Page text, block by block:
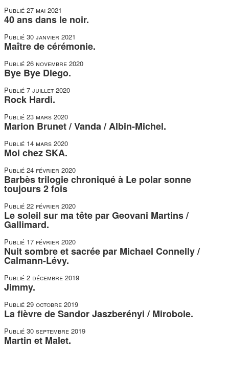
Publié 27 mai 2021
40 ans dans le noir.
Publié 30 janvier 2021
Maître de cérémonie.
Publié 26 novembre 2020
Bye Bye Diego.
Publié 7 juillet 2020
Rock Hardi.
Publié 23 mars 2020
Marion Brunet / Vanda / Albin-Michel.
Publié 14 mars 2020
Moi chez SKA.
Publié 24 février 2020
Barbès trilogie chroniqué à Le polar sonne
toujours 2 fois
Publié 22 février 2020
Le soleil sur ma tête par Geovani Martins /
Gallimard.
Publié 17 février 2020
Nuit sombre et sacrée par Michael Connelly /
Calmann-Lévy.
Publié 2 décembre 2019
Jimmy.
Publié 29 octobre 2019
La fièvre de Sandor Jaszberényi / Mirobole.
Publié 30 septembre 2019
Martin et Malet.